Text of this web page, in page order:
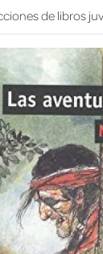
de libros